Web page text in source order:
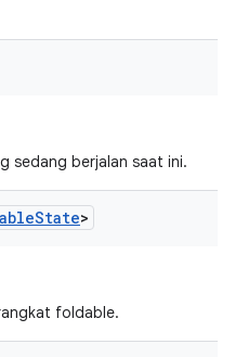
sedang berjalan saat ini.
State>
foldable.